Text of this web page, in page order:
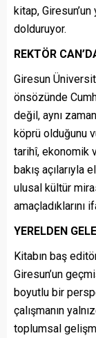
kitap,
dolduruyor.
REKTÖR
Giresun
önsözünde
değil, aynı
köprü olduğunu
tarihî, ekonomik
bakış açılarıyla
ulusal kültür
amaçladıklarını
YERELDEN
Kitabın baş
Giresun’un
boyutlu bir
çalışmanın
toplumsal